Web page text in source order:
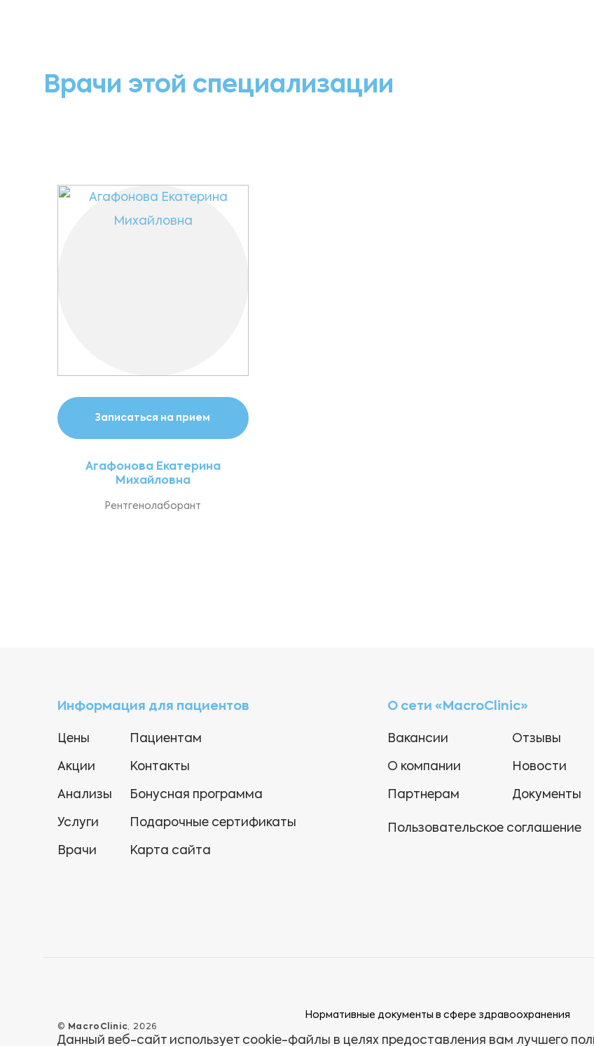
Врачи этой специализации
Записаться на прием
Агафонова Екатерина
Михайловна
Рентгенолаборант
Информация для пациентов
Цены
Акции
Анализы
Услуги
Врачи
Пациентам
Контакты
Бонусная программа
Подарочные сертификаты
Карта сайта
О сети «MacroClinic»
Вакансии
О компании
Партнерам
Отзывы
Новости
Документы
Пользовательское соглашение
© MacroClinic, 2026
Нормативные документы в сфере здравоохранения
Данный веб-сайт использует cookie-файлы в целях предоставления вам лучшего